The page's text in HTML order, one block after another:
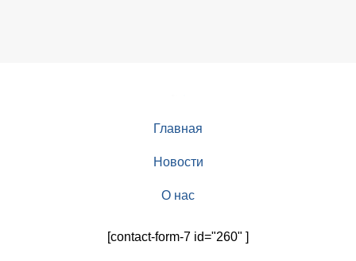
Главная
Новости
О нас
[contact-form-7 id="260" ]